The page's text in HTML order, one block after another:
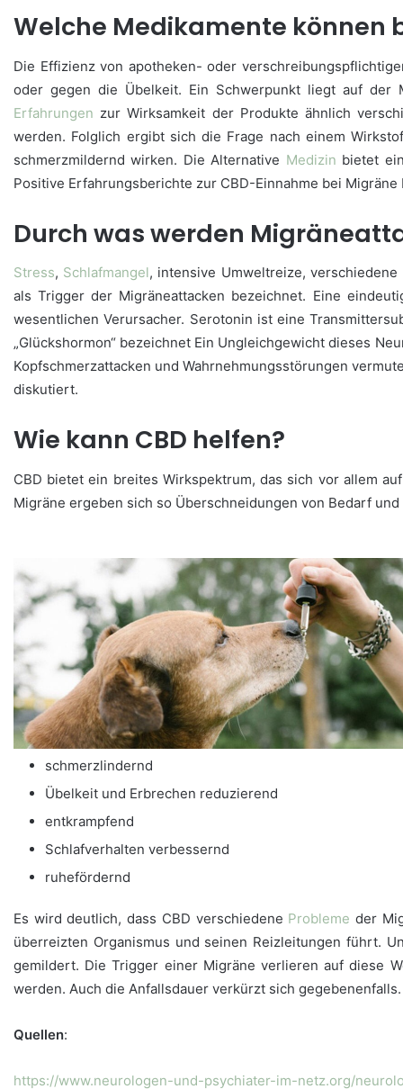
Welche Medikamente können
Die Effizienz von apotheken- oder
oder gegen die Übelkeit. Ein Schwerpunkt liegt auf der
Erfahrungen zur Wirksamkeit der Produkte ähnlich
werden. Folglich ergibt sich die Frage nach einem
schmerzmildernd wirken. Die Alternative Medizin bietet
Positive Erfahrungsberichte zur CBD-Einnahme bei
Durch was werden
Stress, Schlafmangel, intensive Umweltreize,
als Trigger der Migräneattacken bezeichnet. Eine
wesentlichen Verursacher. Serotonin ist eine
„Glückshormon“ bezeichnet Ein Ungleichgewicht dieses
Kopfschmerzattacken und Wahrnehmungsstörungen
diskutiert.
Wie kann CBD helfen?
CBD bietet ein breites Wirkspektrum, das sich vor allem
Migräne ergeben sich so Überschneidungen von Bedarf und
schmerzlindernd
Übelkeit und Erbrechen reduzierend
entkrampfend
Schlafverhalten verbessernd
ruhefördernd
Es wird deutlich, dass CBD verschiedene Probleme der
überreizten Organismus und seinen Reizleitungen führt.
gemildert. Die Trigger einer Migräne verlieren auf diese
werden. Auch die Anfallsdauer verkürzt sich
Quellen:
https://www.neurologen-und-psychiater-im-netz.org/